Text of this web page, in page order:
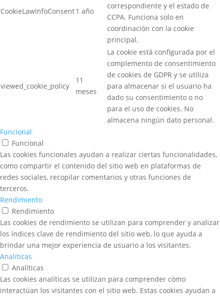
CookieLawInfoConsent1 año
correspondiente y el estado de
CCPA. Funciona solo en
coordinación con la cookie
principal.
viewed_cookie_policy
11
meses
La cookie está configurada por el
complemento de consentimiento
de cookies de GDPR y se utiliza
para almacenar si el usuario ha
dado su consentimiento o no
para el uso de cookies. No
almacena ningún dato personal.
Funcional
Funcional
Las cookies funcionales ayudan a realizar ciertas funcionalidades,
como compartir el contenido del sitio web en plataformas de
redes sociales, recopilar comentarios y otras funciones de
terceros.
Rendimiento
Rendimiento
Las cookies de rendimiento se utilizan para comprender y analizar
los índices clave de rendimiento del sitio web, lo que ayuda a
brindar una mejor experiencia de usuario a los visitantes.
Analíticas
Analíticas
Las cookies analíticas se utilizan para comprender cómo
interactúan los visitantes con el sitio web. Estas cookies ayudan a